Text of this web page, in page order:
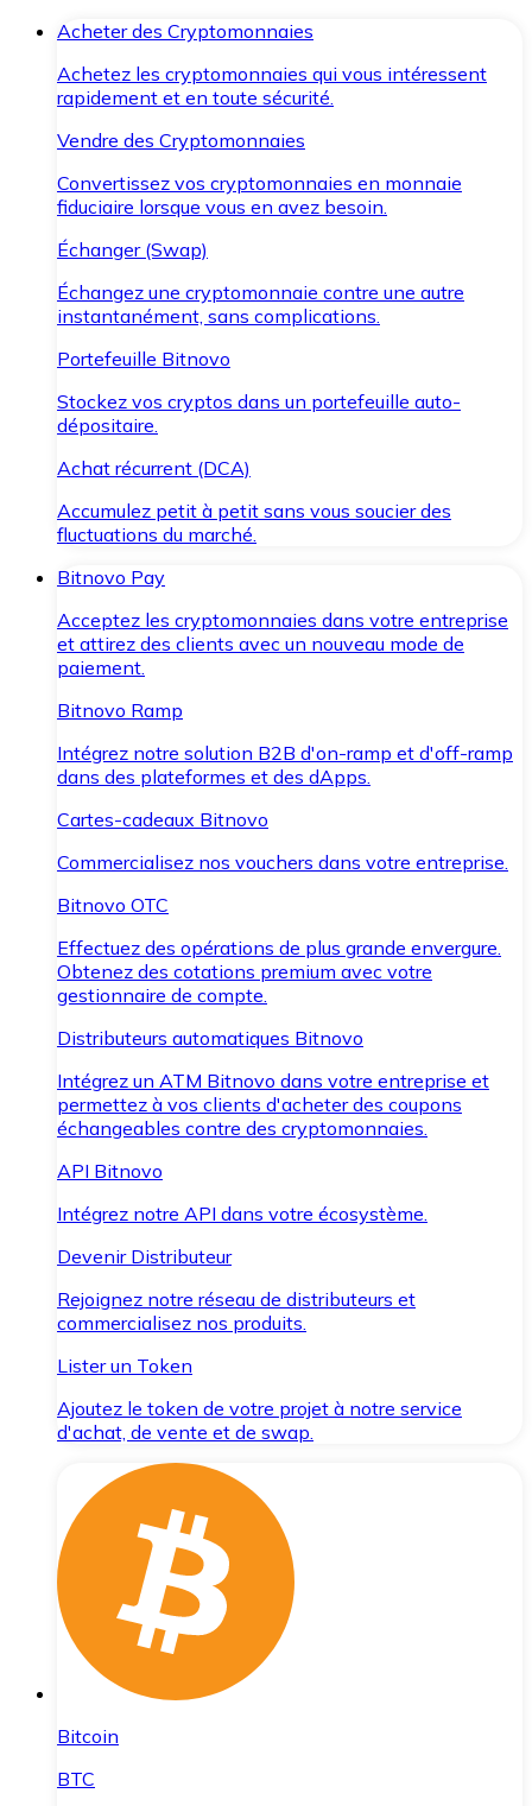
Acheter des Cryptomonnaies
Achetez les cryptomonnaies qui vous intéressent
rapidement et en toute sécurité.
Vendre des Cryptomonnaies
Convertissez vos cryptomonnaies en monnaie
fiduciaire lorsque vous en avez besoin.
Échanger (Swap)
Échangez une cryptomonnaie contre une autre
instantanément, sans complications.
Portefeuille Bitnovo
Stockez vos cryptos dans un portefeuille auto-
dépositaire.
Achat récurrent (DCA)
Accumulez petit à petit sans vous soucier des
fluctuations du marché.
Bitnovo Pay
Acceptez les cryptomonnaies dans votre entreprise
et attirez des clients avec un nouveau mode de
paiement.
Bitnovo Ramp
Intégrez notre solution B2B d'on-ramp et d'off-ramp
dans des plateformes et des dApps.
Cartes-cadeaux Bitnovo
Commercialisez nos vouchers dans votre entreprise.
Bitnovo OTC
Effectuez des opérations de plus grande envergure.
Obtenez des cotations premium avec votre
gestionnaire de compte.
Distributeurs automatiques Bitnovo
Intégrez un ATM Bitnovo dans votre entreprise et
permettez à vos clients d'acheter des coupons
échangeables contre des cryptomonnaies.
API Bitnovo
Intégrez notre API dans votre écosystème.
Devenir Distributeur
Rejoignez notre réseau de distributeurs et
commercialisez nos produits.
Lister un Token
Ajoutez le token de votre projet à notre service
d'achat, de vente et de swap.
Bitcoin
BTC